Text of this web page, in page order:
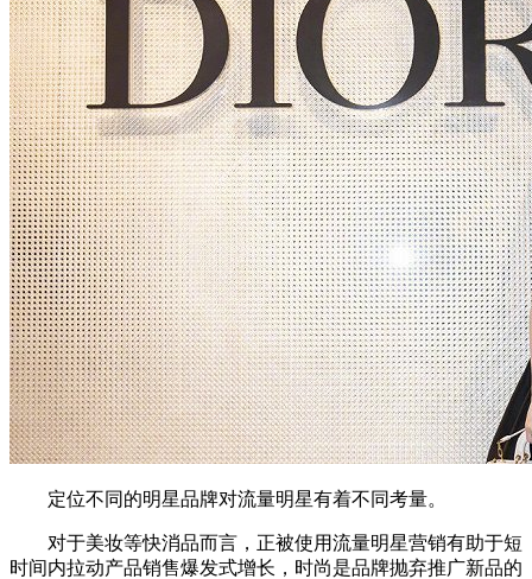
定位不同的明星品牌对流量明星有着不同考量。
对于美妆等快消品而言，正被使用流量明星营销有助于短
时间内拉动产品销售爆发式增长，时尚是品牌抛弃推广新品的